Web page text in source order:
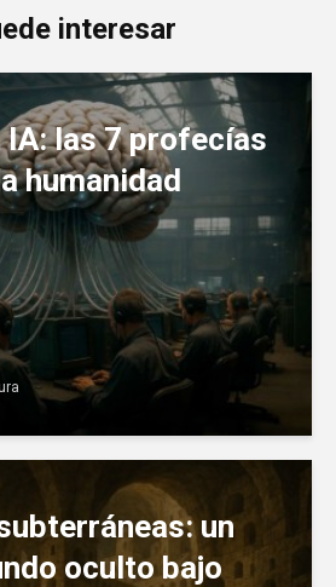
interesar
IA: las 7 profecías
humanidad
un
oculto bajo